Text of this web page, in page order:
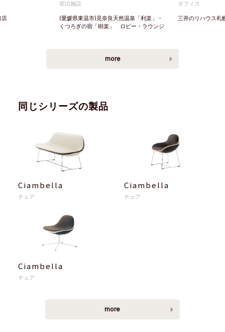
店
宿泊施設
(愛媛県東温市)見奈良天然温泉「利楽」・
くつろぎの宿「樹楽」 ロビー・ラウンジ
オフィス
三井のリハウス札
more
同じシリーズの製品
Ciambella
チェア
Ciambella
チェア
Ciambella
チェア
more